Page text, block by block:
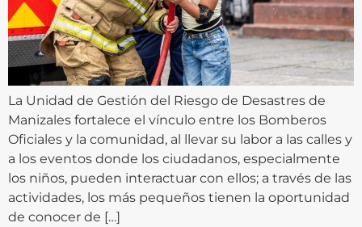
La Unidad de Gestión del Riesgo de Desastres de
Manizales fortalece el vínculo entre los Bomberos
Oficiales y la comunidad, al llevar su labor a las calles y
a los eventos donde los ciudadanos, especialmente
los niños, pueden interactuar con ellos; a través de las
actividades, los más pequeños tienen la oportunidad
de conocer de […]